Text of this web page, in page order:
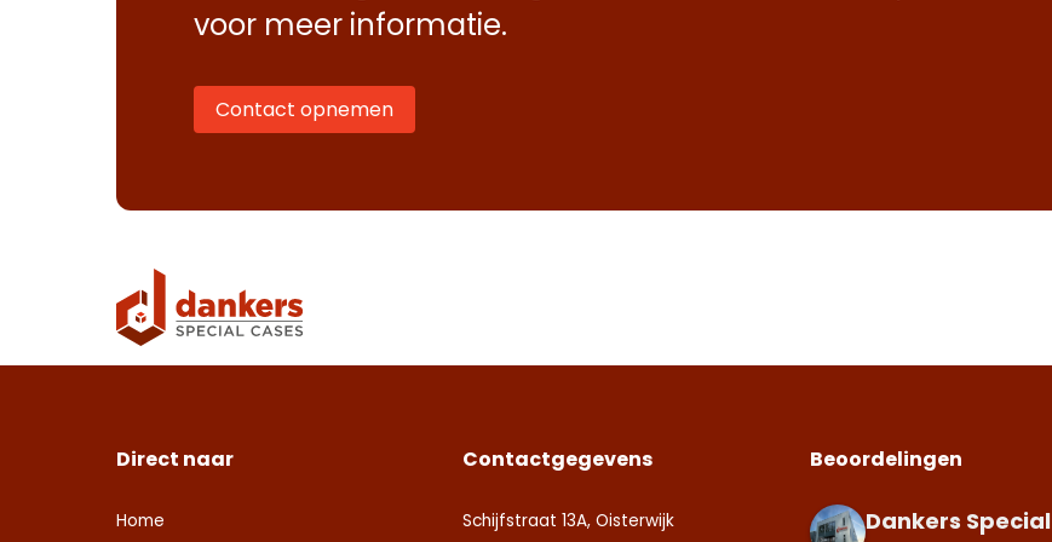
voor meer informatie.
Contact opnemen
Direct naar
Home
Contactgegevens
Schijfstraat 13A, Oisterwijk
Beoordelingen
Dankers Special